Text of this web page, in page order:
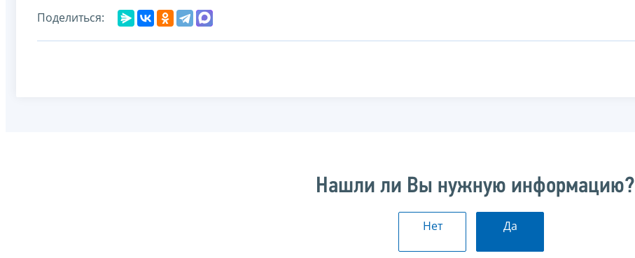
Поделиться:
Нашли ли Вы нужную информацию?
Нет Да